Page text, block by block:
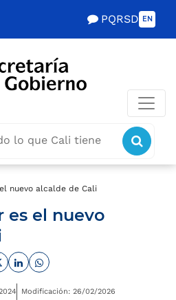
PQRSD EN
icono
nuevo alcalde de Cali
es el nuevo
TwitterLinkedinWhatsapp
Modificación: 26/02/2026